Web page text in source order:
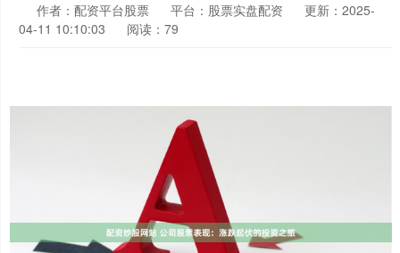
作者：配资平台股票 平台：股票实盘配资
更新：2025-
04-11 10:10:03
阅读：79